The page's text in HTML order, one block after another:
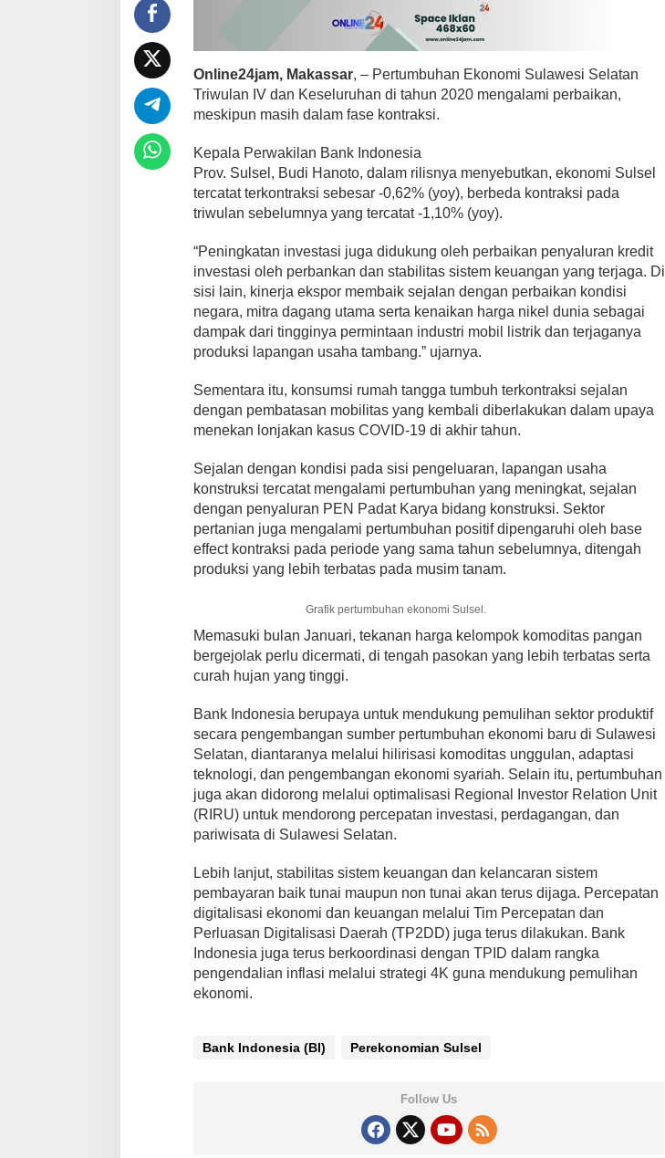
l
e
l
p
d
a
T
r
i
u
a
n
I
V
T
u
n
2
0
M
e
n
g
a
l
m
P
e
r
a
k
a
n
Online24jam, Makassar, – Pertumbuhan Ekonomi Sulawesi Selatan
Triwulan IV dan Keseluruhan di tahun 2020 mengalami perbaikan,
meskipun masih dalam fase kontraksi.
Kepala Perwakilan Bank Indonesia
Prov. Sulsel, Budi Hanoto, dalam rilisnya menyebutkan, ekonomi Sulsel
tercatat terkontraksi sebesar -0,62% (yoy), berbeda kontraksi pada
triwulan sebelumnya yang tercatat -1,10% (yoy).
“Peningkatan investasi juga didukung oleh perbaikan penyaluran kredit
investasi oleh perbankan dan stabilitas sistem keuangan yang terjaga. Di
sisi lain, kinerja ekspor membaik sejalan dengan perbaikan kondisi
negara, mitra dagang utama serta kenaikan harga nikel dunia sebagai
dampak dari tingginya permintaan industri mobil listrik dan terjaganya
produksi lapangan usaha tambang.” ujarnya.
Sementara itu, konsumsi rumah tangga tumbuh terkontraksi sejalan
dengan pembatasan mobilitas yang kembali diberlakukan dalam upaya
menekan lonjakan kasus COVID-19 di akhir tahun.
Sejalan dengan kondisi pada sisi pengeluaran, lapangan usaha
konstruksi tercatat mengalami pertumbuhan yang meningkat, sejalan
dengan penyaluran PEN Padat Karya bidang konstruksi. Sektor
pertanian juga mengalami pertumbuhan positif dipengaruhi oleh base
effect kontraksi pada periode yang sama tahun sebelumnya, ditengah
produksi yang lebih terbatas pada musim tanam.
Grafik pertumbuhan ekonomi Sulsel.
Memasuki bulan Januari, tekanan harga kelompok komoditas pangan
bergejolak perlu dicermati, di tengah pasokan yang lebih terbatas serta
curah hujan yang tinggi.
Bank Indonesia berupaya untuk mendukung pemulihan sektor produktif
secara pengembangan sumber pertumbuhan ekonomi baru di Sulawesi
Selatan, diantaranya melalui hilirisasi komoditas unggulan, adaptasi
teknologi, dan pengembangan ekonomi syariah. Selain itu, pertumbuhan
juga akan didorong melalui optimalisasi Regional Investor Relation Unit
(RIRU) untuk mendorong percepatan investasi, perdagangan, dan
pariwisata di Sulawesi Selatan.
Lebih lanjut, stabilitas sistem keuangan dan kelancaran sistem
pembayaran baik tunai maupun non tunai akan terus dijaga. Percepatan
digitalisasi ekonomi dan keuangan melalui Tim Percepatan dan
Perluasan Digitalisasi Daerah (TP2DD) juga terus dilakukan. Bank
Indonesia juga terus berkoordinasi dengan TPID dalam rangka
pengendalian inflasi melalui strategi 4K guna mendukung pemulihan
ekonomi.
Bank Indonesia (BI) Perekonomian Sulsel
Follow Us